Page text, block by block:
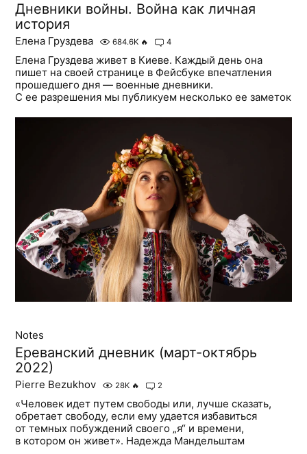
Дневники войны. Война как личная
история
Елена Груздева 684.6K 🔥 4
Елена Груздева живет в Киеве. Каждый день она
пишет на своей странице в Фейсбуке впечатления
прошедшего дня — военные дневники.
С ее разрешения мы публикуем несколько ее заметок
Notes
Ереванский дневник (март-октябрь
2022)
Pierre Bezukhov 28K 🔥 2
«Человек идет путем свободы или, лучше сказать,
обретает свободу, если ему удается избавиться
от темных побуждений своего „я“ и времени,
в котором он живет». Надежда Мандельштам